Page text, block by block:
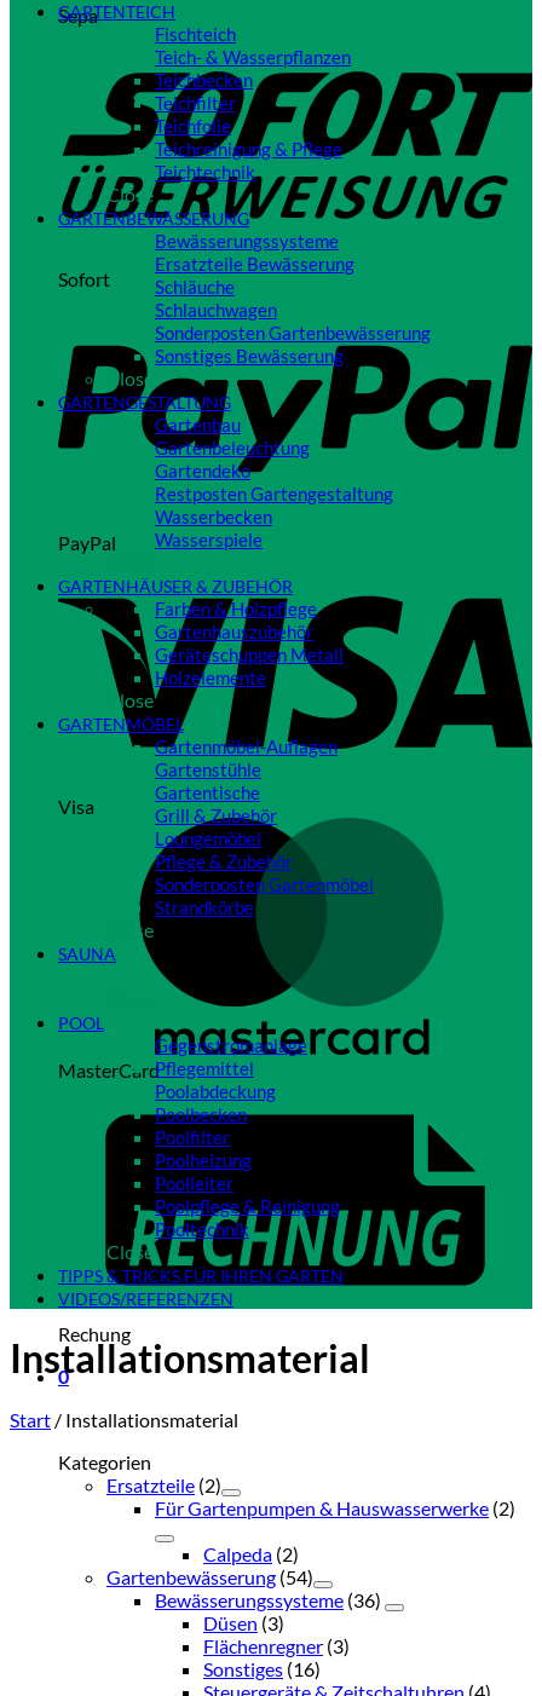
Sepa
Sofort
PayPal
Visa
MasterCard
Rechung
0
GARTENTEICH
Fischteich
Teich- & Wasserpflanzen
Teichbecken
Teichfilter
Teichfolie
Teichreinigung & Pflege
Teichtechnik
Close
GARTENBEWÄSSERUNG
Bewässerungssysteme
Ersatzteile Bewässerung
Schläuche
Schlauchwagen
Sonderposten Gartenbewässerung
Sonstiges Bewässerung
Close
GARTENGESTALTUNG
Gartenbau
Gartenbeleuchtung
Gartendeko
Restposten Gartengestaltung
Wasserbecken
Wasserspiele
GARTENHÄUSER & ZUBEHÖR
Farben & Holzpflege
Gartenhauszubehör
Geräteschuppen Metall
Holzelemente
Close
GARTENMÖBEL
Gartenmöbel-Auflagen
Gartenstühle
Gartentische
Grill & Zubehör
Loungemöbel
Pflege & Zubehör
Sonderposten Gartenmöbel
Strandkörbe
Close
SAUNA
POOL
Gegenstromanlage
Pflegemittel
Poolabdeckung
Poolbecken
Poolfilter
Poolheizung
Poolleiter
Poolpflege & Reinigung
Pooltechnik
Close
TIPPS & TRICKS FÜR IHREN GARTEN
VIDEOS/REFERENZEN
Installationsmaterial
Start / Installationsmaterial
Kategorien
Ersatzteile (2)
Für Gartenpumpen & Hauswasserwerke (2)
Calpeda (2)
Gartenbewässerung (54)
Bewässerungssysteme (36)
Düsen (3)
Flächenregner (3)
Sonstiges (16)